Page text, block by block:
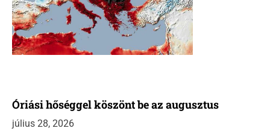
Óriási hőséggel köszönt be az augusztus
július 28, 2026